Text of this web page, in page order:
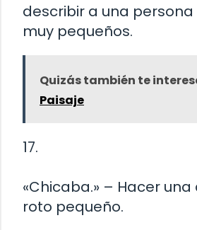
describir a una persona
muy pequeños.
Quizás también te
Paisaje
17.
«Chicaba.» – Hacer
roto pequeño.